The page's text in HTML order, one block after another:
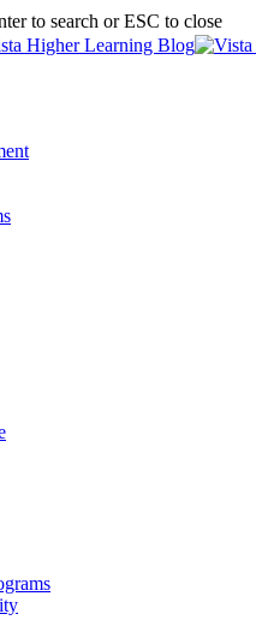
to search or ESC to close